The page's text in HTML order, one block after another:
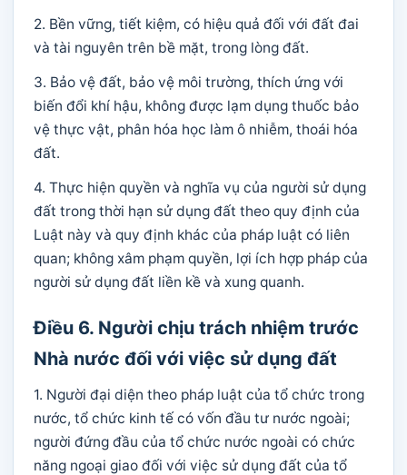
2. Bền vững, tiết kiệm, có hiệu quả đối với đất đai
và tài nguyên trên bề mặt, trong lòng đất.
3. Bảo vệ đất, bảo vệ môi trường, thích ứng với
biến đổi khí hậu, không được lạm dụng thuốc bảo
vệ thực vật, phân hóa học làm ô nhiễm, thoái hóa
đất.
4. Thực hiện quyền và nghĩa vụ của người sử dụng
đất trong thời hạn sử dụng đất theo quy định của
Luật này và quy định khác của pháp luật có liên
quan; không xâm phạm quyền, lợi ích hợp pháp của
người sử dụng đất liền kề và xung quanh.
Điều 6. Người chịu trách nhiệm trước
Nhà nước đối với việc sử dụng đất
1. Người đại diện theo pháp luật của tổ chức trong
nước, tổ chức kinh tế có vốn đầu tư nước ngoài;
người đứng đầu của tổ chức nước ngoài có chức
năng ngoại giao đối với việc sử dụng đất của tổ